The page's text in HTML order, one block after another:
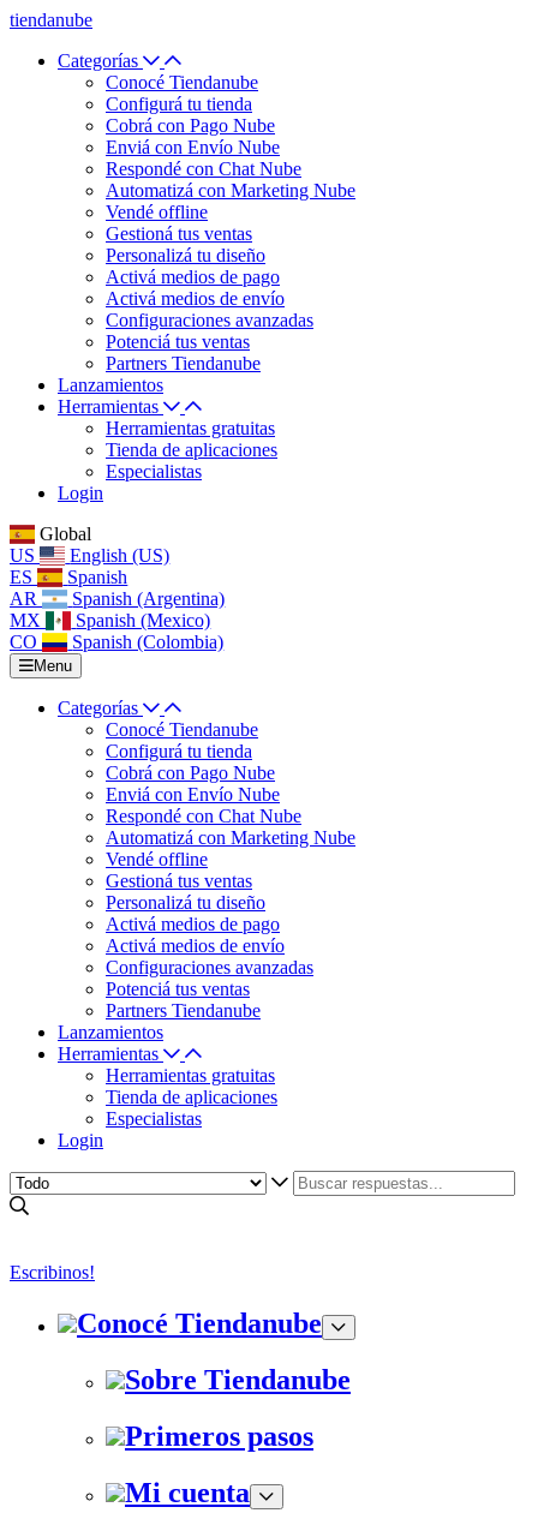
tiendanube
Categorías
Conocé Tiendanube
Configurá tu tienda
Cobrá con Pago Nube
Enviá con Envío Nube
Respondé con Chat Nube
Automatizá con Marketing Nube
Vendé offline
Gestioná tus ventas
Personalizá tu diseño
Activá medios de pago
Activá medios de envío
Configuraciones avanzadas
Potenciá tus ventas
Partners Tiendanube
Lanzamientos
Herramientas
Herramientas gratuitas
Tienda de aplicaciones
Especialistas
Login
Global
US
English (US)
ES
Spanish
AR
Spanish (Argentina)
MX
Spanish (Mexico)
CO
Spanish (Colombia)
Menu
Categorías
Conocé Tiendanube
Configurá tu tienda
Cobrá con Pago Nube
Enviá con Envío Nube
Respondé con Chat Nube
Automatizá con Marketing Nube
Vendé offline
Gestioná tus ventas
Personalizá tu diseño
Activá medios de pago
Activá medios de envío
Configuraciones avanzadas
Potenciá tus ventas
Partners Tiendanube
Lanzamientos
Herramientas
Herramientas gratuitas
Tienda de aplicaciones
Especialistas
Login
Escribinos!
Conocé Tiendanube
Sobre Tiendanube
Primeros pasos
Mi cuenta